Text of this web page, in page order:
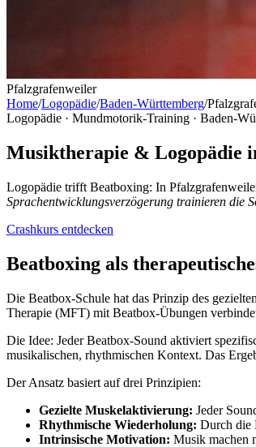
Pfalzgrafenweiler
Home/Logopädie/Baden-Württemberg/
Logopädie · Mundmotorik-Training · Baden-
Musiktherapie & Logopädie
Logopädie trifft Beatboxing: In
Sprachentwicklungsverzögerung trainieren die
Crashkurs entdecken
Beatboxing als
Die Beatbox-Schule hat das Prinzip des
Therapie (MFT) mit Beatbox-Übungen
Die Idee: Jeder Beatbox-Sound aktiviert
musikalischen, rhythmischen Kontext. Das
Der Ansatz basiert auf drei Prinzipien:
Gezielte Muskelaktivierung: Jeder
Rhythmische Wiederholung: Durch die
Intrinsische Motivation: Musik machen